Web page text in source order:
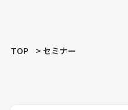
TOP セミナー